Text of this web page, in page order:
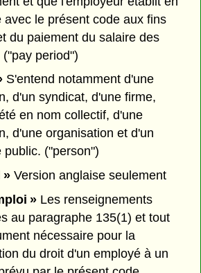
avec le présent code aux fins
du paiement du salaire des
period")
S'entend notamment d'une
d'un syndicat, d'une firme,
en nom collectif, d'une
d'une organisation et d'un
public. ("person")
»Version anglaise seulement
»Les renseignements
au paragraphe 135(1) et tout
nécessaire pour la
du droit d'un employé à un